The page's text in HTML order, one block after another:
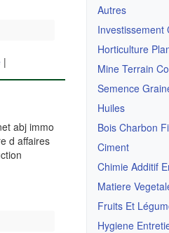
|
abj immo
d affaires
Autres
Investissement
Horticulture
Mine Terrain
Semence
Huiles
Bois Charbon
Ciment
Chimie Additif
Matiere
Fruits Et
Hygiene